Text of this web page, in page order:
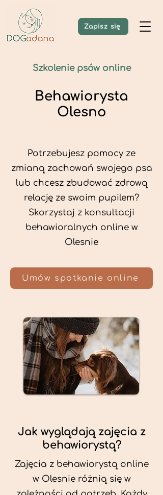
Zapisz się
Szkolenie psów online
Behawiorysta
Olesno
Potrzebujesz pomocy ze
zmianą zachowań swojego psa
lub chcesz zbudować zdrową
relację ze swoim pupilem?
Skorzystaj z konsultacji
behawioralnych online w
Olesnie
Umów spotkanie online
Jak wyglądają zajęcia z
behawiorystą?
Zajęcia z behawiorystą online
w Olesnie różnią się w